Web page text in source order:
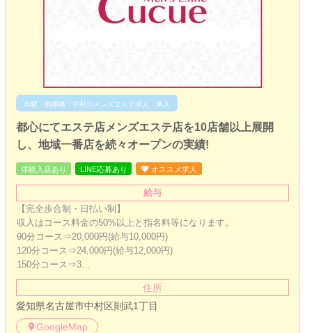
名駅・納屋橋・中村のメンズエステ求人・体入
都心にてエステ店メンズエステ店を10店舗以上展開
し、地域一番店を続々オープンの実績!
体験入店あり LINE応募あり オススメ求人
給与
【完全歩合制・日払い制】
収入はコース料金の50%以上と指名料等になります。
90分コース⇒20,000円(給与10,000円)
120分コース⇒24,000円(給与12,000円)
150分コース⇒3…
住所
愛知県名古屋市中村区則武1丁目
GoogleMap